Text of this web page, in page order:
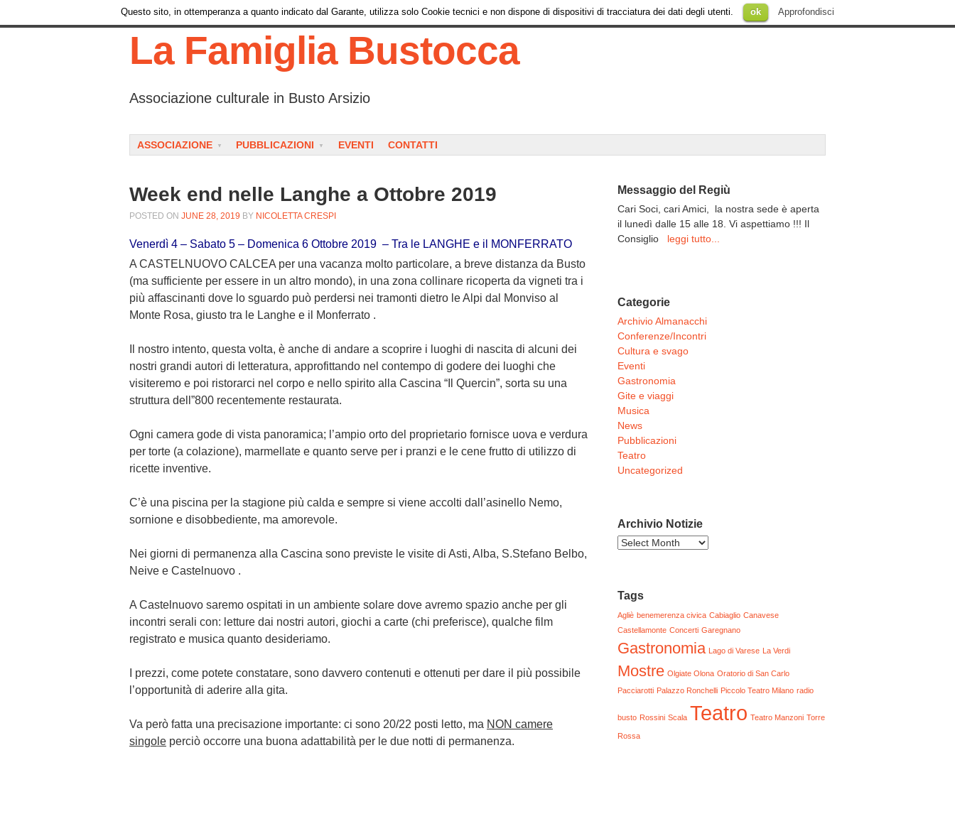
La Famiglia Bustocca
Associazione culturale in Busto Arsizio
Menu
SKIP TO CONTENT
ASSOCIAZIONE PUBBLICAZIONI EVENTI CONTATTI
Week end nelle Langhe a Ottobre 2019
POSTED ON JUNE 28, 2019 BY NICOLETTA CRESPI
Venerdì 4 – Sabato 5 – Domenica 6 Ottobre 2019 – Tra le LANGHE e il MONFERRATO
A CASTELNUOVO CALCEA per una vacanza molto particolare, a breve distanza da Busto
(ma sufficiente per essere in un altro mondo), in una zona collinare ricoperta da vigneti tra i
più affascinanti dove lo sguardo può perdersi nei tramonti dietro le Alpi dal Monviso al
Monte Rosa, giusto tra le Langhe e il Monferrato .
Il nostro intento, questa volta, è anche di andare a scoprire i luoghi di nascita di alcuni dei
nostri grandi autori di letteratura, approfittando nel contempo di godere dei luoghi che
visiteremo e poi ristorarci nel corpo e nello spirito alla Cascina “Il Quercin”, sorta su una
struttura dell”800 recentemente restaurata.
Ogni camera gode di vista panoramica; l’ampio orto del proprietario fornisce uova e verdura
per torte (a colazione), marmellate e quanto serve per i pranzi e le cene frutto di utilizzo di
ricette inventive.
C’è una piscina per la stagione più calda e sempre si viene accolti dall’asinello Nemo,
sornione e disobbediente, ma amorevole.
Nei giorni di permanenza alla Cascina sono previste le visite di Asti, Alba, S.Stefano Belbo,
Neive e Castelnuovo .
A Castelnuovo saremo ospitati in un ambiente solare dove avremo spazio anche per gli
incontri serali con: letture dai nostri autori, giochi a carte (chi preferisce), qualche film
registrato e musica quanto desideriamo.
I prezzi, come potete constatare, sono davvero contenuti e ottenuti per dare il più possibile
l’opportunità di aderire alla gita.
Va però fatta una precisazione importante: ci sono 20/22 posti letto, ma NON camere
singole perciò occorre una buona adattabilità per le due notti di permanenza.
Messaggio del Regiù
Cari Soci, cari Amici, la nostra sede è aperta
il lunedì dalle 15 alle 18. Vi aspettiamo !!! Il
Consiglio leggi tutto...
Categorie
Archivio Almanacchi
Conferenze/Incontri
Cultura e svago
Eventi
Gastronomia
Gite e viaggi
Musica
News
Pubblicazioni
Teatro
Uncategorized
Archivio Notizie
Archivio
Tags
Agliè benemerenza civica Cabiaglio Canavese
Castellamonte Concerti Garegnano
Gastronomia Lago di Varese La Verdi
Mostre Olgiate Olona Oratorio di San Carlo
Pacciarotti Palazzo Ronchelli Piccolo Teatro Milano radio
busto Rossini Scala Teatro Teatro Manzoni Torre
Rossa
Questo sito, in ottemperanza a quanto indicato dal Garante, utilizza solo Cookie tecnici e non dispone di dispositivi di tracciatura dei dati degli utenti. ok Approfondisci